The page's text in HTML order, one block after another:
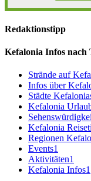
Redaktionstipp
Kefalonia Infos nach
Strände auf
Infos über
Städte
Kefalonia
Kefalonia
Regionen
Events1
Aktivitäten1
Kefalonia Infos1